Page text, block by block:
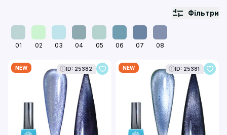
Фільтри
01 02 03 04 05 06 07 08
NEW ID: 25382 NEW ID: 25381